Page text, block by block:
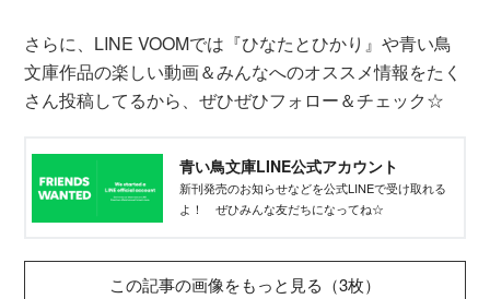
さらに、LINE VOOMでは『ひなたとひかり』や青い鳥
文庫作品の楽しい動画＆みんなへのオススメ情報をたく
さん投稿してるから、ぜひぜひフォロー＆チェック☆
青い鳥文庫LINE公式アカウント
新刊発売のお知らせなどを公式LINEで受け取れる
よ！ ぜひみんな友だちになってね☆
この記事の画像をもっと見る（3枚）